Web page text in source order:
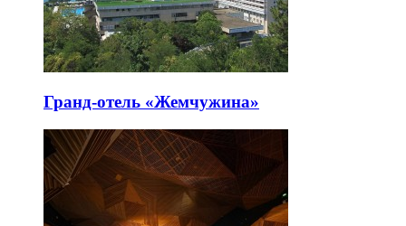
Гранд-отель «Жемчужина»